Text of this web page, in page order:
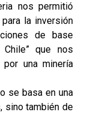
nos permitió
la inversión
de base
que nos
una minería
se basa en una
sino también de